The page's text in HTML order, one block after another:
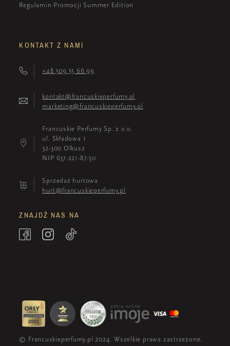
Regulamin Promocji Summer Edition
KONTAKT Z NAMI
+48 509 55 66 99
kontakt@francuskieperfumy.pl
marketing@francuskieperfumy.pl
Francuskie Perfumy Sp. z o.o.
ul. Składowa 1
32-300 Olkusz
NIP 637-221-87-50
Sprzedaż hurtowa
hurt@francuskieperfumy.pl
ZNAJDŹ NAS NA
© Francuskieperfumy.pl 2024. Wszelkie prawa zastrzeżone.